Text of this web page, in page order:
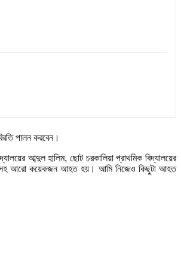
পালন করবেন।
আব্দুল হালিম, ছোট চরকালিয়া প্রাথমিক বিদ্যালয়ের
সহ আরো কয়েকজন আহত হয়। আমি নিজেও কিছুটা আহত